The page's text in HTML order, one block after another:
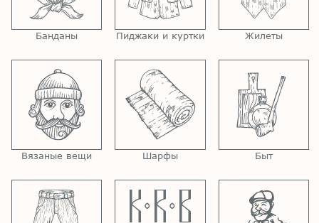
Банданы Пиджаки и куртки Жилеты
Вязаные вещи Шарфы Быт